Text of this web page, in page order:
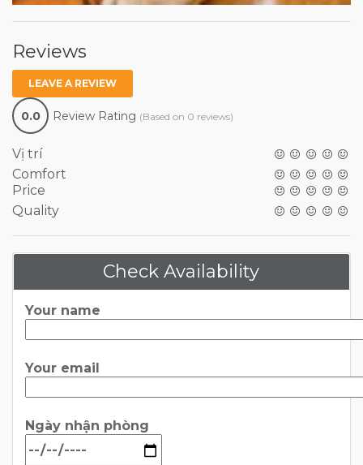
Reviews
LEAVE A REVIEW
0.0 Review Rating (Based on 0 reviews)
Vị trí
Comfort
Price
Quality
Check Availability
Your name
Your email
Ngày nhận phòng